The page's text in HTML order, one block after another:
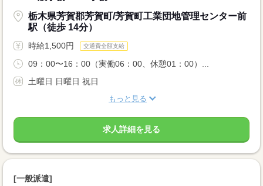
栃木県芳賀郡芳賀町/芳賀町工業団地管理センター前
駅（徒歩 14分）
時給1,500円 交通費全額支給
09：00〜16：00（実働06：00、休憩01：00）...
土曜日 日曜日 祝日
もっと見る
求人詳細を見る
[一般派遣]